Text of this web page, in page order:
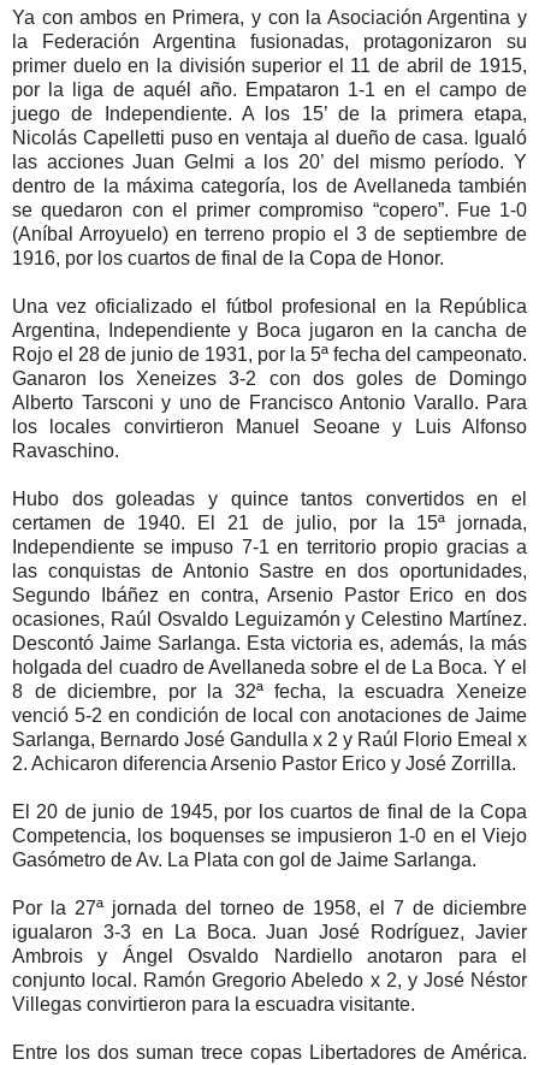
Ya con ambos en Primera, y con la Asociación Argentina y
la Federación Argentina fusionadas, protagonizaron su
primer duelo en la división superior el 11 de abril de 1915,
por la liga de aquél año. Empataron 1-1 en el campo de
juego de Independiente. A los 15’ de la primera etapa,
Nicolás Capelletti puso en ventaja al dueño de casa. Igualó
las acciones Juan Gelmi a los 20’ del mismo período. Y
dentro de la máxima categoría, los de Avellaneda también
se quedaron con el primer compromiso “copero”. Fue 1-0
(Aníbal Arroyuelo) en terreno propio el 3 de septiembre de
1916, por los cuartos de final de la Copa de Honor.
Una vez oficializado el fútbol profesional en la República
Argentina, Independiente y Boca jugaron en la cancha de
Rojo el 28 de junio de 1931, por la 5ª fecha del campeonato.
Ganaron los Xeneizes 3-2 con dos goles de Domingo
Alberto Tarsconi y uno de Francisco Antonio Varallo. Para
los locales convirtieron Manuel Seoane y Luis Alfonso
Ravaschino.
Hubo dos goleadas y quince tantos convertidos en el
certamen de 1940. El 21 de julio, por la 15ª jornada,
Independiente se impuso 7-1 en territorio propio gracias a
las conquistas de Antonio Sastre en dos oportunidades,
Segundo Ibáñez en contra, Arsenio Pastor Erico en dos
ocasiones, Raúl Osvaldo Leguizamón y Celestino Martínez.
Descontó Jaime Sarlanga. Esta victoria es, además, la más
holgada del cuadro de Avellaneda sobre el de La Boca. Y el
8 de diciembre, por la 32ª fecha, la escuadra Xeneize
venció 5-2 en condición de local con anotaciones de Jaime
Sarlanga, Bernardo José Gandulla x 2 y Raúl Florio Emeal x
2. Achicaron diferencia Arsenio Pastor Erico y José Zorrilla.
El 20 de junio de 1945, por los cuartos de final de la Copa
Competencia, los boquenses se impusieron 1-0 en el Viejo
Gasómetro de Av. La Plata con gol de Jaime Sarlanga.
Por la 27ª jornada del torneo de 1958, el 7 de diciembre
igualaron 3-3 en La Boca. Juan José Rodríguez, Javier
Ambrois y Ángel Osvaldo Nardiello anotaron para el
conjunto local. Ramón Gregorio Abeledo x 2, y José Néstor
Villegas convirtieron para la escuadra visitante.
Entre los dos suman trece copas Libertadores de América.